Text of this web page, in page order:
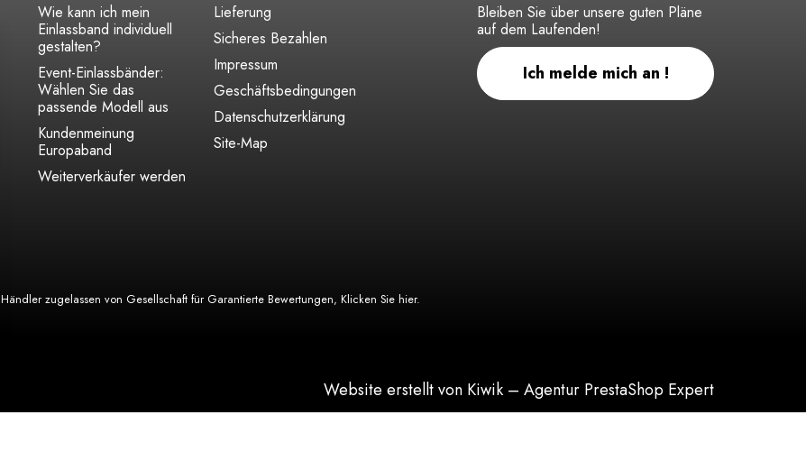
Wie kann ich mein
Einlassband individuell
gestalten?
Event-Einlassbänder:
Wählen Sie das
passende Modell aus
Kundenmeinung
Europaband
Weiterverkäufer werden
Lieferung
Sicheres Bezahlen
Impressum
Geschäftsbedingungen
Datenschutzerklärung
Site-Map
Bleiben Sie über unsere guten Pläne
auf dem Laufenden!
Ich melde mich an !
Händler zugelassen von Gesellschaft für Garantierte Bewertungen, Klicken Sie hier.
Website erstellt von Kiwik – Agentur PrestaShop Expert